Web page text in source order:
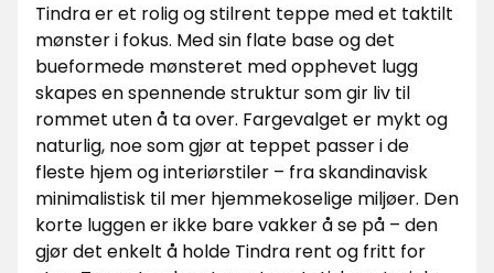
Tindra er et rolig og stilrent teppe med et taktilt
mønster i fokus. Med sin flate base og det
bueformede mønsteret med opphevet lugg
skapes en spennende struktur som gir liv til
rommet uten å ta over. Fargevalget er mykt og
naturlig, noe som gjør at teppet passer i de
fleste hjem og interiørstiler – fra skandinavisk
minimalistisk til mer hjemmekoselige miljøer. Den
korte luggen er ikke bare vakker å se på – den
gjør det enkelt å holde Tindra rent og fritt for